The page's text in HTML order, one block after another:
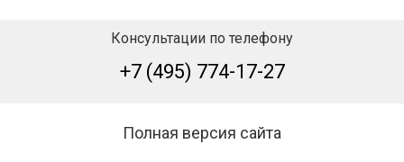
Консультации по телефону
+7 (495) 774-17-27
Полная версия сайта